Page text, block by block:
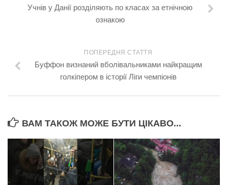
Учнів у Данії розділяють по класах за етнічною
ознакою
ПОПЕРЕДНЯ СТАТТЯ
Буффон визнаний вболівальниками найкращим
голкіпером в історії Ліги чемпіонів
ВАМ ТАКОЖ МОЖЕ БУТИ ЦІКАВО...